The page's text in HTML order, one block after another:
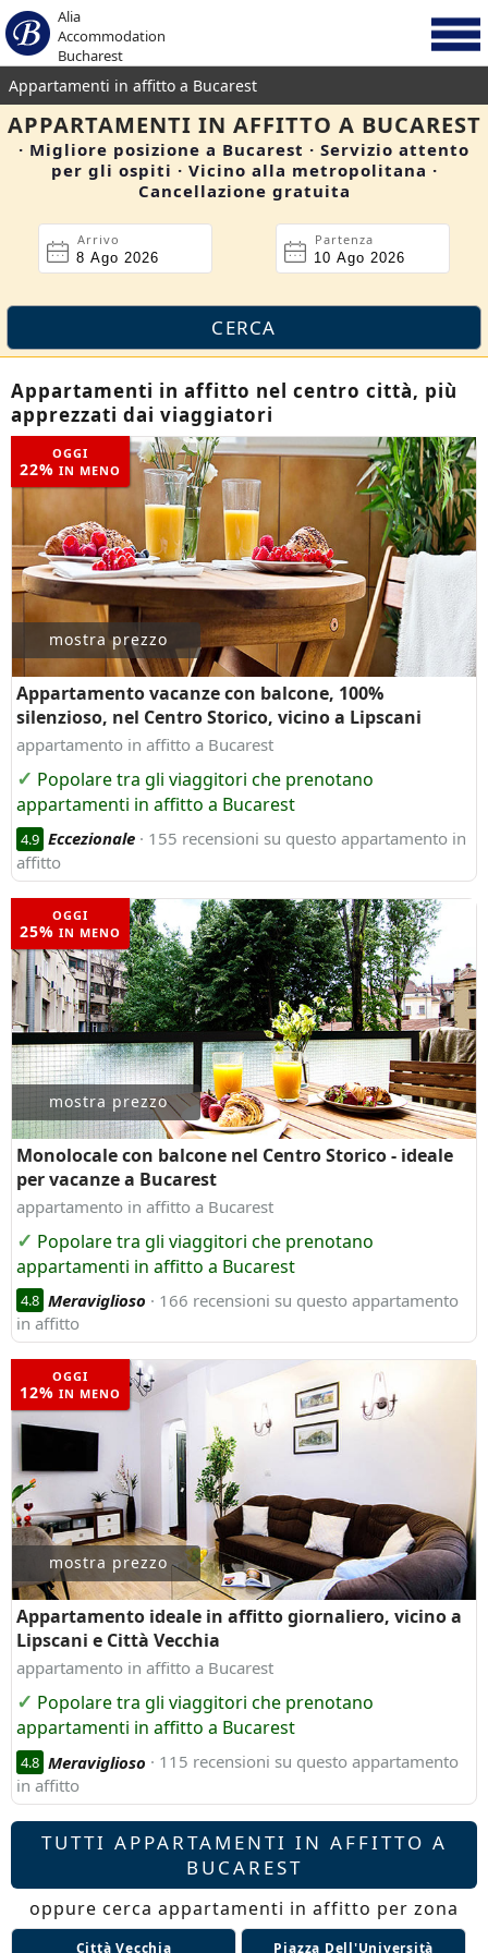
Alia
Accommodation
Bucharest
Appartamenti in affitto a Bucarest
APPARTAMENTI IN AFFITTO A BUCAREST
· Migliore posizione a Bucarest · Servizio attento
per gli ospiti · Vicino alla metropolitana ·
Cancellazione gratuita
Arrivo Partenza
Appartamenti in affitto nel centro città, più
apprezzati dai viaggiatori
OGGI
22% IN MENO
mostra prezzo
Appartamento vacanze con balcone, 100%
silenzioso, nel Centro Storico, vicino a Lipscani
appartamento in affitto a Bucarest
Popolare tra gli viaggitori che prenotano
appartamenti in affitto a Bucarest
4.9 Eccezionale · 155 recensioni su questo appartamento in
affitto
OGGI
25% IN MENO
mostra prezzo
Monolocale con balcone nel Centro Storico - ideale
per vacanze a Bucarest
appartamento in affitto a Bucarest
Popolare tra gli viaggitori che prenotano
appartamenti in affitto a Bucarest
4.8 Meraviglioso · 166 recensioni su questo appartamento
in affitto
OGGI
12% IN MENO
mostra prezzo
Appartamento ideale in affitto giornaliero, vicino a
Lipscani e Città Vecchia
appartamento in affitto a Bucarest
Popolare tra gli viaggitori che prenotano
appartamenti in affitto a Bucarest
4.8 Meraviglioso · 115 recensioni su questo appartamento
in affitto
TUTTI APPARTAMENTI IN AFFITTO A
BUCAREST
oppure cerca appartamenti in affitto per zona
Città Vecchia Piazza Dell'Università